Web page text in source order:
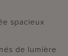
spacieux
de lumière